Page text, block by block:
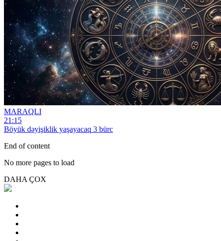
MARAQLI
21:15
Böyük dəyişiklik yaşayacaq 3 bürc
End of content
No more pages to load
DAHA ÇOX